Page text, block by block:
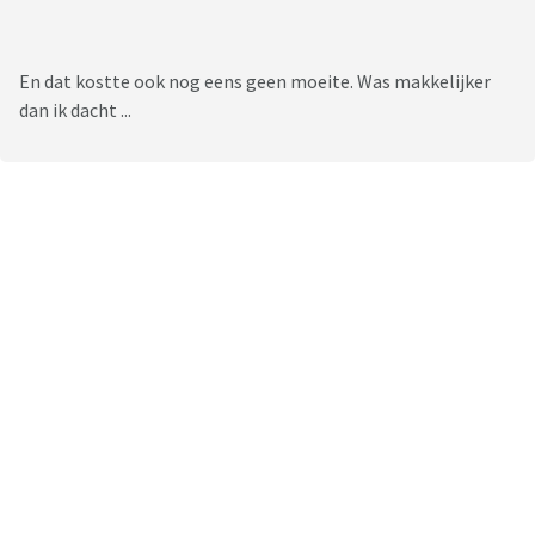
En dat kostte ook nog eens geen moeite. Was makkelijker
dan ik dacht ...